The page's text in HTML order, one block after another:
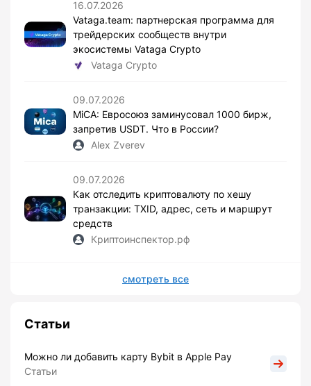
16.07.2026
Vataga.team: партнерская программа для
трейдерских сообществ внутри
экосистемы Vataga Crypto
Vataga Crypto
09.07.2026
MiCA: Евросоюз заминусовал 1000 бирж,
запретив USDT. Что в России?
Alex Zverev
09.07.2026
Как отследить криптовалюту по хешу
транзакции: TXID, адрес, сеть и маршрут
средств
Криптоинспектор.рф
смотреть все
Статьи
Можно ли добавить карту Bybit в Apple Pay
Статьи